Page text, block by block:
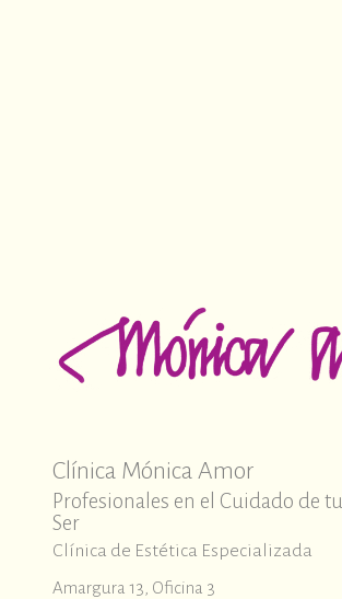
Clínica Mónica Amor
Profesionales en el Cuidado de tu
Ser
Clínica de Estética Especializada
Amargura 13, Oficina 3